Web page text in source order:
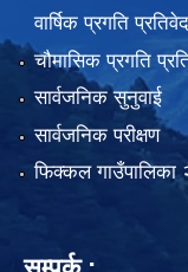
वार्षिक प्रगति
चौमासिक प्रगति
सार्वजनिक सुनुवाई
सार्वजनिक परीक्षण
फिक्कल गाउँपालिका